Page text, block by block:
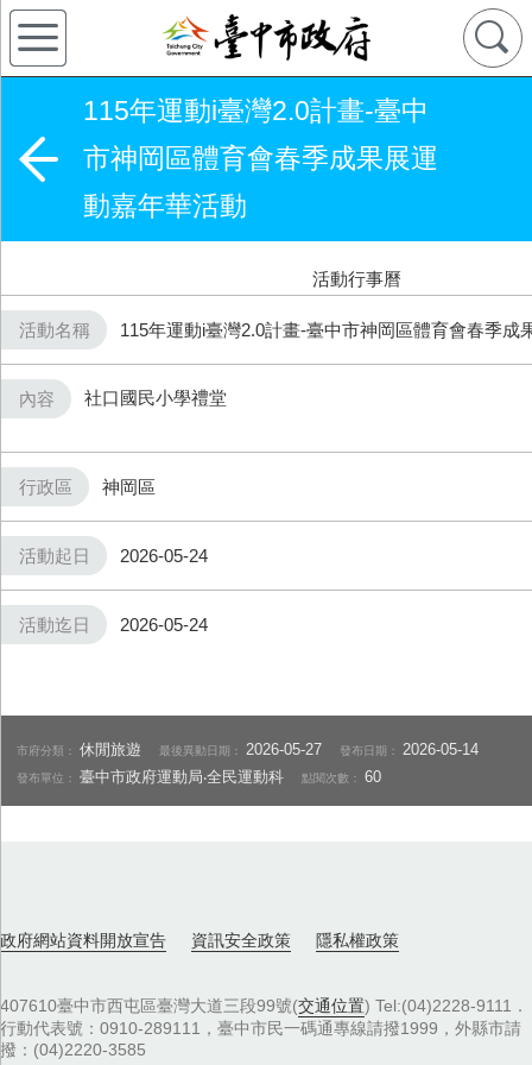
115年運動i臺灣2.0計畫-臺中
市神岡區體育會春季成果展運
動嘉年華活動
活動行事曆
活動名稱 115年運動i臺灣2.0計畫-臺中市神岡區體育會春季成
內容 社口國民小學禮堂
行政區 神岡區
活動起日 2026-05-24
活動迄日 2026-05-24
市府分類：休閒旅遊 最後異動日期： 2026-05-27 發布日期： 2026-05-14
發布單位：臺中市政府運動局‧全民運動科 點閱次數：60
政府網站資料開放宣告 資訊安全政策 隱私權政策
407610臺中市西屯區臺灣大道三段99號(交通位置) Tel:(04)2228-9111．
行動代表號：0910-289111，臺中市民一碼通專線請撥1999，外縣市請
撥：(04)2220-3585